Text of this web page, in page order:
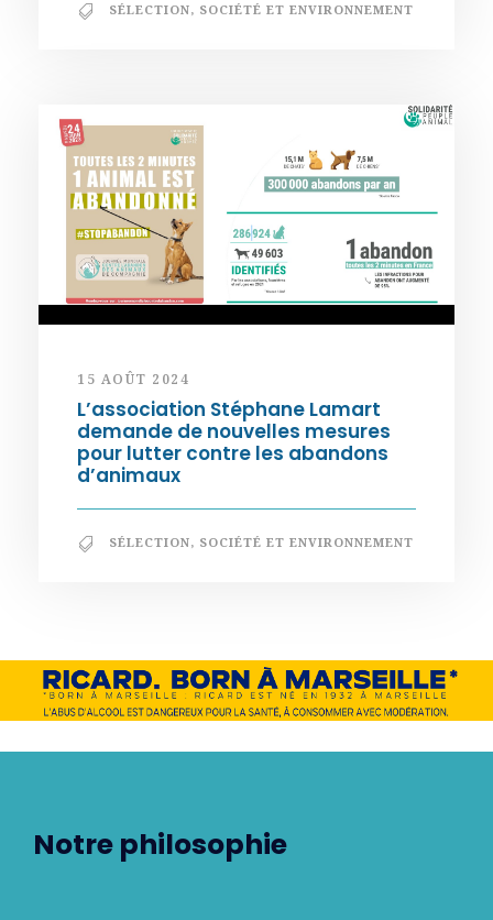
SÉLECTION, SOCIÉTÉ ET ENVIRONNEMENT
15 AOÛT 2024
L’association Stéphane Lamart
demande de nouvelles mesures
pour lutter contre les abandons
d’animaux
SÉLECTION, SOCIÉTÉ ET ENVIRONNEMENT
Notre philosophie